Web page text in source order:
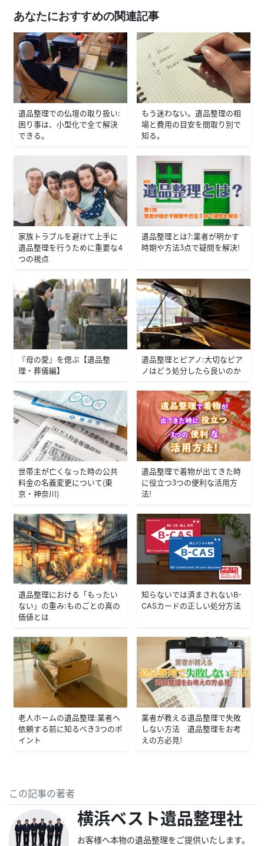
あなたにおすすめの関連記事
遺品整理での仏壇の取り扱い：
困り事は、小型化で全て解決
できる。
もう迷わない。遺品整理の相
場と費用の目安を間取り別で
知る。
家族トラブルを避けて上手に
遺品整理を行うために重要な4
つの視点
遺品整理とは？：業者が明かす
時期や方法３点で疑問を解決！
『母の愛』を偲ぶ【遺品整
理・葬儀編】
遺品整理とピアノ：大切なピア
ノはどう処分したら良いのか
世帯主が亡くなった時の公共
料金の名義変更について（東
京・神奈川）
遺品整理で着物が出てきた時
に役立つ３つの便利な活用方
法！
遺品整理における「もったい
ない」の重み：ものごとの真の
価値とは
知らないでは済まされないB-
CASカードの正しい処分方法
老人ホームの遺品整理：業者へ
依頼する前に知るべき3つのポ
イント
業者が教える遺品整理で失敗
しない方法 遺品整理をお考
えの方必見！
この記事の著者
横浜ベスト遺品整理社
お客様へ本物の遺品整理をご提供いたします。